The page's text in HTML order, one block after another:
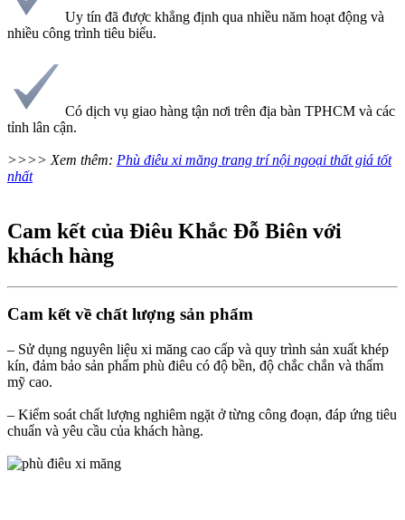
Uy tín đã được khẳng định qua nhiều năm hoạt động và
nhiều công trình tiêu biểu.
Có dịch vụ giao hàng tận nơi trên địa bàn TPHCM và các
tỉnh lân cận.
>>>> Xem thêm: Phù điêu xi măng trang trí nội ngoại thất giá tốt
nhất
Cam kết của Điêu Khắc Đỗ Biên với
khách hàng
Cam kết về chất lượng sản phẩm
– Sử dụng nguyên liệu xi măng cao cấp và quy trình sản xuất khép
kín, đảm bảo sản phẩm phù điêu có độ bền, độ chắc chắn và thẩm
mỹ cao.
– Kiểm soát chất lượng nghiêm ngặt ở từng công đoạn, đáp ứng tiêu
chuẩn và yêu cầu của khách hàng.